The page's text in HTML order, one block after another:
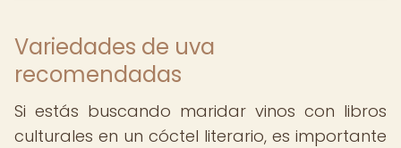
Variedades de uva
recomendadas
Si estás buscando maridar vinos con libros
culturales en un cóctel literario, es importante